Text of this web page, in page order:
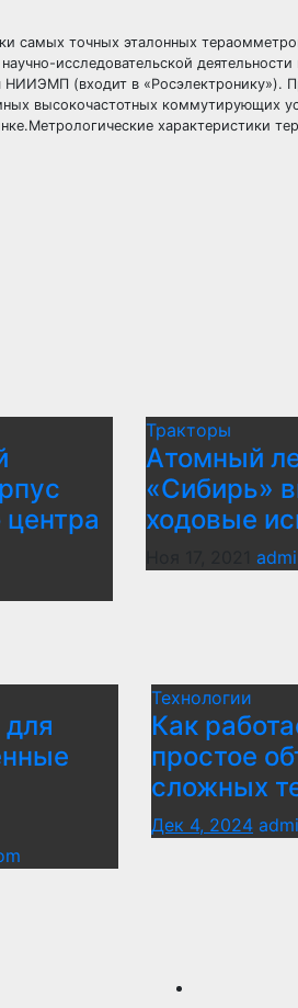
самых точных эталонных
исследовательской деятельности
(входит в «Росэлектронику»).
высокочастотных коммутирующих
характеристики
Тракторы
Атомный
«Сибирь»
ходовые
Технологии
Как
простое
сложных
Дек 4, 2024